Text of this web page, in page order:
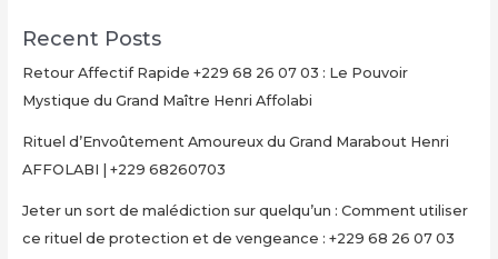
REMEDE
EFFICACE
Recent Posts
Retour Affectif Rapide +229 68 26 07 03 : Le Pouvoir
Mystique du Grand Maître Henri Affolabi
Rituel d’Envoûtement Amoureux du Grand Marabout Henri
AFFOLABI | +229 68260703
Jeter un sort de malédiction sur quelqu’un : Comment utiliser
ce rituel de protection et de vengeance : +229 68 26 07 03